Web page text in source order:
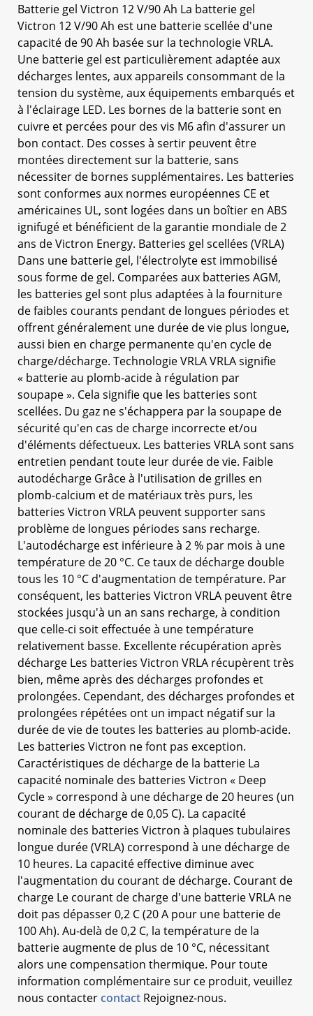
Batterie gel Victron 12 V/90 Ah La batterie gel
Victron 12 V/90 Ah est une batterie scellée d'une
capacité de 90 Ah basée sur la technologie VRLA.
Une batterie gel est particulièrement adaptée aux
décharges lentes, aux appareils consommant de la
tension du système, aux équipements embarqués et
à l'éclairage LED. Les bornes de la batterie sont en
cuivre et percées pour des vis M6 afin d'assurer un
bon contact. Des cosses à sertir peuvent être
montées directement sur la batterie, sans
nécessiter de bornes supplémentaires. Les batteries
sont conformes aux normes européennes CE et
américaines UL, sont logées dans un boîtier en ABS
ignifugé et bénéficient de la garantie mondiale de 2
ans de Victron Energy. Batteries gel scellées (VRLA)
Dans une batterie gel, l'électrolyte est immobilisé
sous forme de gel. Comparées aux batteries AGM,
les batteries gel sont plus adaptées à la fourniture
de faibles courants pendant de longues périodes et
offrent généralement une durée de vie plus longue,
aussi bien en charge permanente qu'en cycle de
charge/décharge. Technologie VRLA VRLA signifie
« batterie au plomb-acide à régulation par
soupape ». Cela signifie que les batteries sont
scellées. Du gaz ne s'échappera par la soupape de
sécurité qu'en cas de charge incorrecte et/ou
d'éléments défectueux. Les batteries VRLA sont sans
entretien pendant toute leur durée de vie. Faible
autodécharge Grâce à l'utilisation de grilles en
plomb-calcium et de matériaux très purs, les
batteries Victron VRLA peuvent supporter sans
problème de longues périodes sans recharge.
L'autodécharge est inférieure à 2 % par mois à une
température de 20 °C. Ce taux de décharge double
tous les 10 °C d'augmentation de température. Par
conséquent, les batteries Victron VRLA peuvent être
stockées jusqu'à un an sans recharge, à condition
que celle-ci soit effectuée à une température
relativement basse. Excellente récupération après
décharge Les batteries Victron VRLA récupèrent très
bien, même après des décharges profondes et
prolongées. Cependant, des décharges profondes et
prolongées répétées ont un impact négatif sur la
durée de vie de toutes les batteries au plomb-acide.
Les batteries Victron ne font pas exception.
Caractéristiques de décharge de la batterie La
capacité nominale des batteries Victron « Deep
Cycle » correspond à une décharge de 20 heures (un
courant de décharge de 0,05 C). La capacité
nominale des batteries Victron à plaques tubulaires
longue durée (VRLA) correspond à une décharge de
10 heures. La capacité effective diminue avec
l'augmentation du courant de décharge. Courant de
charge Le courant de charge d'une batterie VRLA ne
doit pas dépasser 0,2 C (20 A pour une batterie de
100 Ah). Au-delà de 0,2 C, la température de la
batterie augmente de plus de 10 °C, nécessitant
alors une compensation thermique. Pour toute
information complémentaire sur ce produit, veuillez
nous contactercontact Rejoignez-nous.